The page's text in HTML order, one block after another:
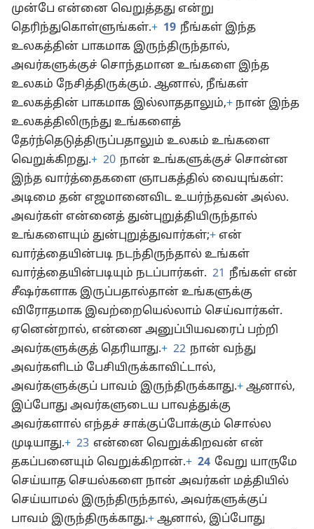
வெறுத்தால், அது உங்களை வெறுப்பதற்கு
முன்பே என்னை வெறுத்தது என்று
தெரிந்துகொள்ளுங்கள்.+ 19 நீங்கள் இந்த
உலகத்தின் பாகமாக இருந்திருந்தால்,
அவர்களுக்குச் சொந்தமான உங்களை இந்த
உலகம் நேசித்திருக்கும். ஆனால், நீங்கள்
உலகத்தின் பாகமாக இல்லாததாலும்,
உலகத்திலிருந்து உங்களைத்
தேர்ந்தெடுத்திருப்பதாலும் உலகம் உங்களை
வெறுக்கிறது.+ 20 நான் உங்களுக்குச் சொன்ன
இந்த வார்த்தைகளை ஞாபகத்தில் வையுங்கள்:
அடிமை தன் எஜமானைவிட உயர்ந்தவன் அல்ல.
அவர்கள் என்னைத் துன்புறுத்தியிருந்தால்
உங்களையும் துன்புறுத்துவார்கள்;+என்
வார்த்தையின்படி நடந்திருந்தால் உங்கள்
வார்த்தையின்படியும் நடப்பார்கள். 21 நீங்கள் என்
சீஷர்களாக இருப்பதால்தான் உங்களுக்கு
விரோதமாக இவற்றையெல்லாம் செய்வார்கள்.
ஏனென்றால், என்னை அனுப்பியவரைப் பற்றி
அவர்களுக்குத் தெரியாது.+ 22 நான் வந்து
அவர்களிடம் பேசியிருக்காவிட்டால்,
அவர்களுக்குப் பாவம் இருந்திருக்காது.
இப்போது அவர்களுடைய பாவத்துக்கு
அவர்களால் எந்தச் சாக்குப்போக்கும் சொல்ல
முடியாது.+ 23 என்னை வெறுக்கிறவன் என்
தகப்பனையும் வெறுக்கிறான்.+ 24 வேறு யாருமே
செய்யாத செயல்களை நான் அவர்கள் மத்தியில்
செய்யாமல் இருந்திருந்தால், அவர்களுக்குப்